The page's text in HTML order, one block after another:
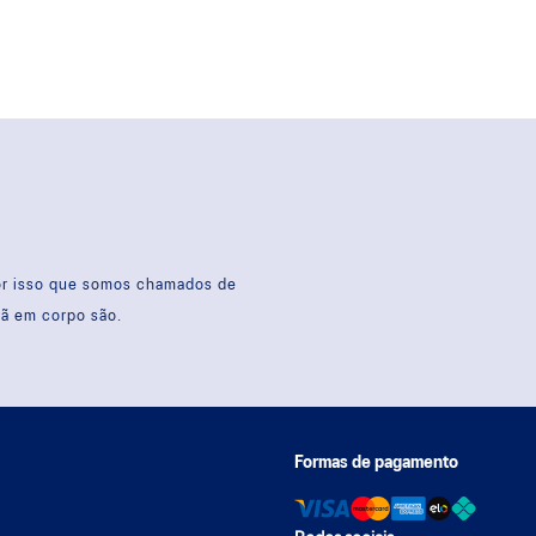
isso que somos chamados de
em corpo são.
Formas de pagamento